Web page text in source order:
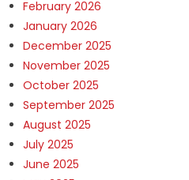
February 2026
January 2026
December 2025
November 2025
October 2025
September 2025
August 2025
July 2025
June 2025